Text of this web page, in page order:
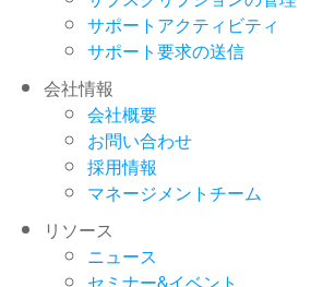
サポートアクティビティ
サポート要求の送信
会社情報
会社概要
お問い合わせ
採用情報
マネージメントチーム
リソース
ニュース